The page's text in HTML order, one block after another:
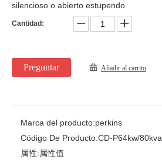
silencioso o abierto estupendo
Cantidad:
Preguntar Añadir al carrito
Marca del producto:perkins
Código De Producto:CD-P64kw/80kva
属性:属性值